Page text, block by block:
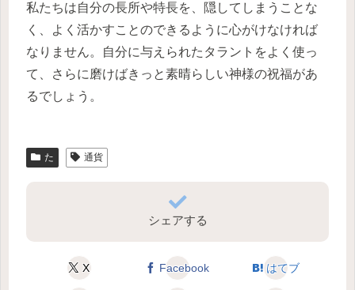
私たちは自分の長所や特長を、隠してしまうことな
く、よく活かすことのできるように心がけなければ
なりません。自分に与えられたタラントをよく使っ
て、さらに磨けばきっと素晴らしい神様の祝福があ
るでしょう。
た 通貨
シェアする
X Facebook はてブ